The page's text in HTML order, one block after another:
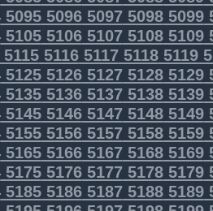
50955096509750985099
51055106510751085109
5116511751185119
51255126512751285129
51355136513751385139
51455146514751485149
51555156515751585159
51655166516751685169
51755176517751785179
51855186518751885189